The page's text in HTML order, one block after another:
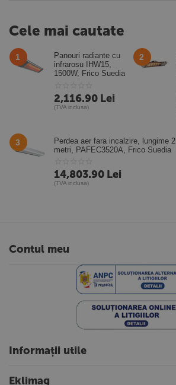
Cele mai cautate
1
Panouri radiante cu
infrarosu IHW15,
1500W, Frico Suedia
2,116.90 Lei
(TVA inclusa)
2
3
Perdea aer fara incalzire, lungime 2
metri, PAFEC3520A, Frico Suedia
14,803.90 Lei
(TVA inclusa)
Contul meu
Informații utile
Eklimag